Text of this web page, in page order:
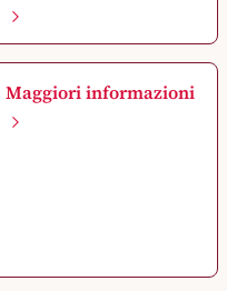
Maggiori informazioni